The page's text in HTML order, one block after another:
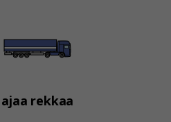
ajaa rekkaa